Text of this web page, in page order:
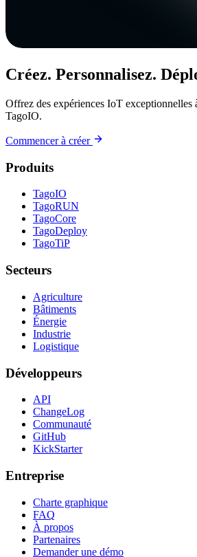
Créez. Personnalisez.
Offrez des expériences IoT exceptionnelles
TagoIO.
Commencer à créer
Produits
TagoIO
TagoRUN
TagoCore
TagoDeploy
TagoTiP
Secteurs
Agriculture
Bâtiments
Énergie
Industrie
Logistique
Développeurs
API
ChangeLog
Communauté
GitHub
KickStarter
Entreprise
Charte graphique
FAQ
À propos
Partenaires
Demander une démo